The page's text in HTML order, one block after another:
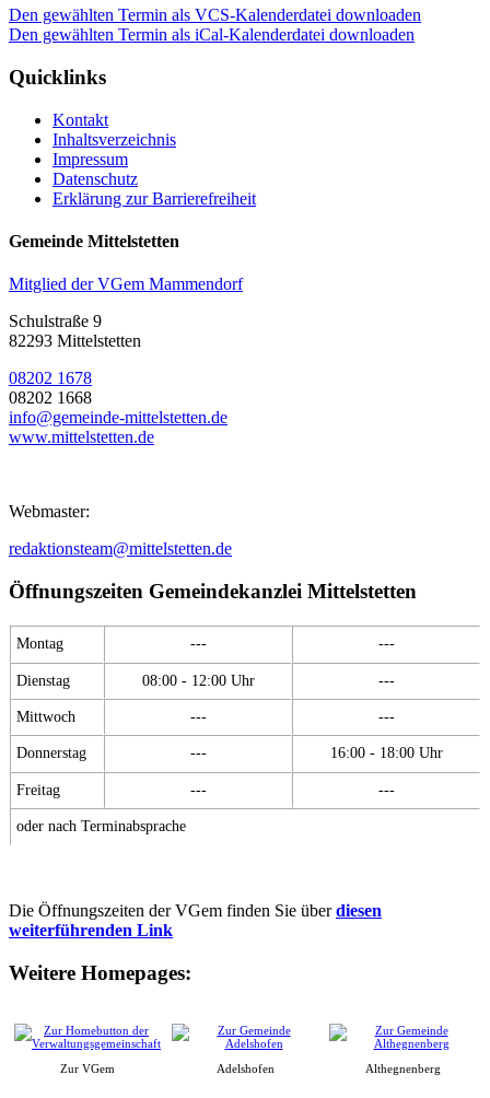
Den gewählten Termin als VCS-Kalenderdatei downloaden
Den gewählten Termin als iCal-Kalenderdatei downloaden
Quicklinks
Kontakt
Inhaltsverzeichnis
Impressum
Datenschutz
Erklärung zur Barrierefreiheit
Gemeinde Mittelstetten
Mitglied der VGem Mammendorf
Schulstraße 9
82293 Mittelstetten
08202 1678
08202 1668
info@gemeinde-mittelstetten.de
www.mittelstetten.de
Webmaster:
redaktionsteam@mittelstetten.de
Öffnungszeiten Gemeindekanzlei Mittelstetten
Montag --- ---
Dienstag 08:00 - 12:00 Uhr ---
Mittwoch --- ---
Donnerstag --- 16:00 - 18:00 Uhr
Freitag --- ---
oder nach Terminabsprache
Die Öffnungszeiten der VGem finden Sie überdiesen
weiterführenden Link
Weitere Homepages:
Zur VGem Adelshofen Althegnenberg